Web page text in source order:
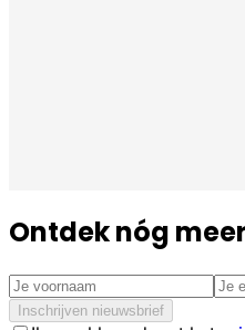
Ontdek nóg
Inschrijven nieuwsbrief